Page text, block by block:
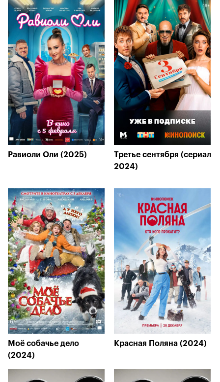
Равиоли Оли (2025)
Третье сентября (сериал
2024)
Моё собачье дело
(2024)
Красная Поляна (2024)